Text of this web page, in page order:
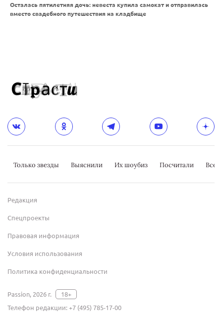
Осталась пятилетняя дочь: невеста купила самокат и отправилась
вместо свадебного путешествия на кладбище
Только звезды Выяснили Их шоубиз Посчитали
Редакция
Спецпроекты
Правовая информация
Условия использования
Политика конфиденциальности
Passion, 2026 г.
18+
Телефон редакции:+7 (495) 785-17-00